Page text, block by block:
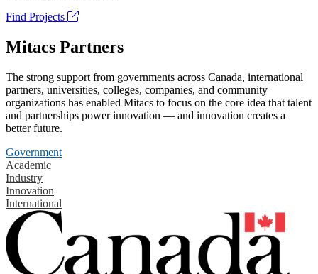
Find Projects
Mitacs Partners
The strong support from governments across Canada, international
partners, universities, colleges, companies, and community
organizations has enabled Mitacs to focus on the core idea that talent
and partnerships power innovation — and innovation creates a
better future.
Government
Academic
Industry
Innovation
International